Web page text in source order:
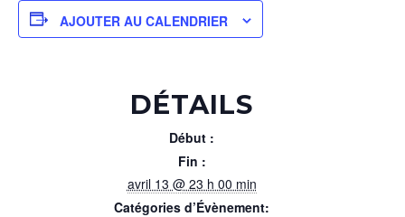
AJOUTER AU CALENDRIER
DÉTAILS
Début :
Fin :
avril 13 @ 23 h 00 min
Catégories d’Évènement: